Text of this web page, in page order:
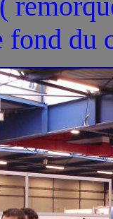
fond du